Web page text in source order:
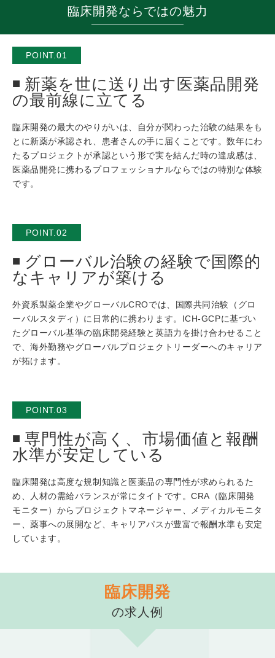
臨床開発ならではの魅力
POINT.01
新薬を世に送り出す医薬品開発
の最前線に立てる
臨床開発の最大のやりがいは、自分が関わった治験の結果をも
とに新薬が承認され、患者さんの手に届くことです。数年にわ
たるプロジェクトが承認という形で実を結んだ時の達成感は、
医薬品開発に携わるプロフェッショナルならではの特別な体験
です。
POINT.02
グローバル治験の経験で国際的
なキャリアが築ける
外資系製薬企業やグローバルCROでは、国際共同治験（グロ
ーバルスタディ）に日常的に携わります。ICH-GCPに基づい
たグローバル基準の臨床開発経験と英語力を掛け合わせること
で、海外勤務やグローバルプロジェクトリーダーへのキャリア
が拓けます。
POINT.03
専門性が高く、市場価値と報酬
水準が安定している
臨床開発は高度な規制知識と医薬品の専門性が求められるた
め、人材の需給バランスが常にタイトです。CRA（臨床開発
モニター）からプロジェクトマネージャー、メディカルモニタ
ー、薬事への展開など、キャリアパスが豊富で報酬水準も安定
しています。
臨床開発
の求人例